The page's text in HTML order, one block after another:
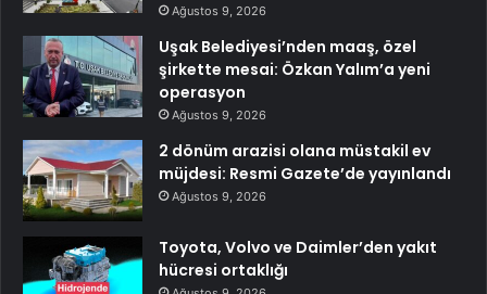
Ağustos 9, 2026
Uşak Belediyesi’nden maaş, özel
şirkette mesai: Özkan Yalım’a yeni
operasyon
Ağustos 9, 2026
2 dönüm arazisi olana müstakil ev
müjdesi: Resmi Gazete’de yayınlandı
Ağustos 9, 2026
Toyota, Volvo ve Daimler’den yakıt
hücresi ortaklığı